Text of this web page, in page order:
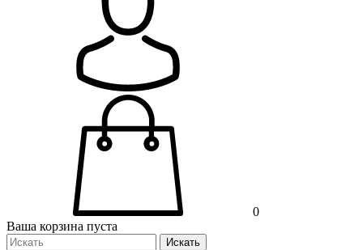
0
Ваша корзина пуста
Искать